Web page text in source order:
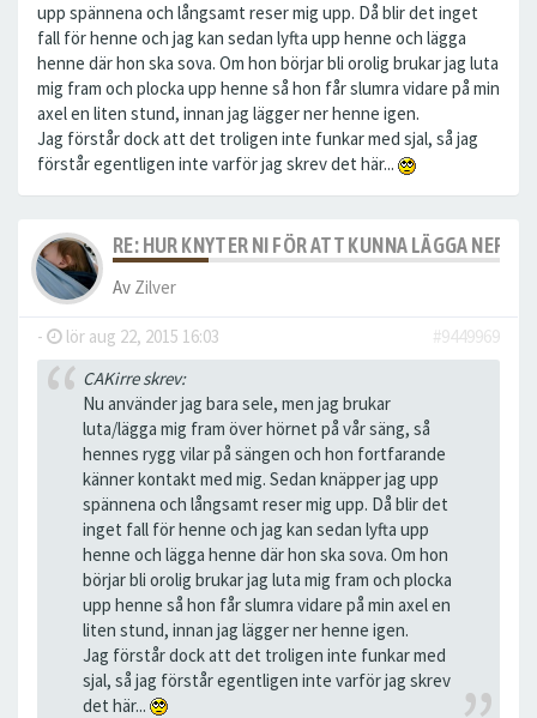
upp spännena och långsamt reser mig upp. Då blir det inget
fall för henne och jag kan sedan lyfta upp henne och lägga
henne där hon ska sova. Om hon börjar bli orolig brukar jag luta
mig fram och plocka upp henne så hon får slumra vidare på min
axel en liten stund, innan jag lägger ner henne igen.
Jag förstår dock att det troligen inte funkar med sjal, så jag
förstår egentligen inte varför jag skrev det här...
RE: HUR KNYTER NI FÖR ATT KUNNA LÄGGA NER
Av Zilver
- lör aug 22, 2015 16:03
#9449969
CAKirre skrev:
Nu använder jag bara sele, men jag brukar
luta/lägga mig fram över hörnet på vår säng, så
hennes rygg vilar på sängen och hon fortfarande
känner kontakt med mig. Sedan knäpper jag upp
spännena och långsamt reser mig upp. Då blir det
inget fall för henne och jag kan sedan lyfta upp
henne och lägga henne där hon ska sova. Om hon
börjar bli orolig brukar jag luta mig fram och plocka
upp henne så hon får slumra vidare på min axel en
liten stund, innan jag lägger ner henne igen.
Jag förstår dock att det troligen inte funkar med
sjal, så jag förstår egentligen inte varför jag skrev
det här...